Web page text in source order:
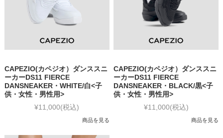
CAPEZIO(カペジオ）ダンススニ
ーカーDS11 FIERCE
DANSNEAKER・WHITE/白<子
供・女性・男性用>
¥11,000(税込)
商品を見る
CAPEZIO(カペジオ）ダンススニ
ーカーDS11 FIERCE
DANSNEAKER・BLACK/黒<子
供・女性・男性用>
¥11,000(税込)
商品を見る